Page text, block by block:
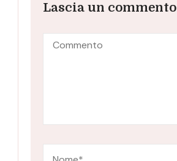
Lascia un commento